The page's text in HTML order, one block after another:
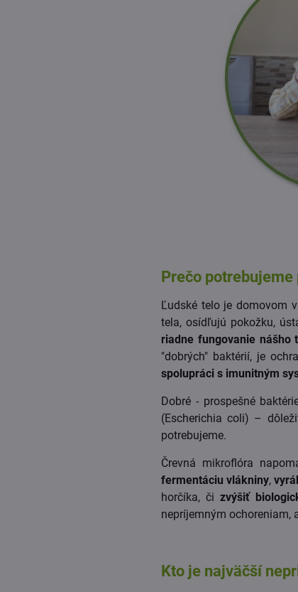
Prečo
Ľudské telo je domovom
tela, osídľujú pokožku,
riadne fungovanie nášho
"dobrých" baktérií, je
spolupráci s imunitným
Dobré - prospešné
(Escherichia coli) –
potrebujeme.
Črevná mikroflóra
fermentáciu vlákniny,
horčíka, či zvýšiť
nepríjemným ochoreniam,
Kto je najväčší